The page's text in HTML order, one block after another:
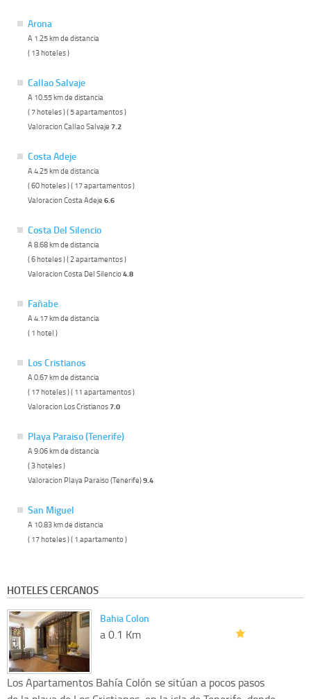
Arona
A 1.25 km de distancia
( 13 hoteles )
Callao Salvaje
A 10.55 km de distancia
( 7 hoteles ) ( 5 apartamentos )
Valoracion Callao Salvaje 7.2
Costa Adeje
A 4.25 km de distancia
( 60 hoteles ) ( 17 apartamentos )
Valoracion Costa Adeje 6.6
Costa Del Silencio
A 8.68 km de distancia
( 6 hoteles ) ( 2 apartamentos )
Valoracion Costa Del Silencio4.8
Fañabe
A 4.17 km de distancia
( 1 hotel )
Los Cristianos
A 0.67 km de distancia
( 17 hoteles ) ( 11 apartamentos )
Valoracion Los Cristianos7.0
Playa Paraiso (Tenerife)
A 9.06 km de distancia
( 3 hoteles )
Valoracion Playa Paraiso (Tenerife)9.4
San Miguel
A 10.83 km de distancia
( 17 hoteles ) ( 1 apartamento )
HOTELES CERCANOS
Bahia Colon
a 0.1 Km
Los Apartamentos Bahía Colón se sitúan a pocos pasos